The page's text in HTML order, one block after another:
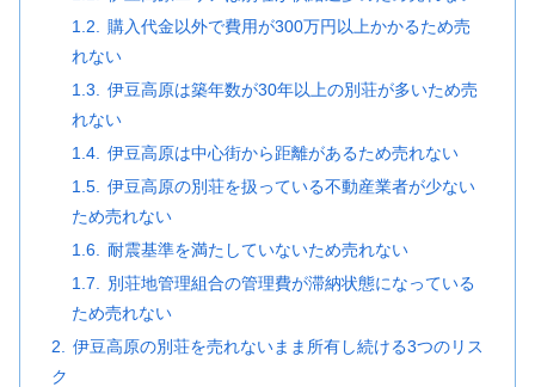
購入代金以外で費用が300万円以上かかるため売
れない
伊豆高原は築年数が30年以上の別荘が多いため売
れない
伊豆高原は中心街から距離があるため売れない
伊豆高原の別荘を扱っている不動産業者が少ない
ため売れない
耐震基準を満たしていないため売れない
別荘地管理組合の管理費が滞納状態になっている
ため売れない
伊豆高原の別荘を売れないまま所有し続ける3つのリス
ク